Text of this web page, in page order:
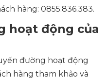
hàng: 0855.836.383.
hoạt động của
đường hoạt động
hàng tham khảo và